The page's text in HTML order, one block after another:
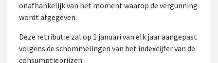
onafhankelijk van het moment waarop de vergunning
wordt afgegeven.
Deze retributie zal op 1 januari van elk jaar aangepast
volgens de schommelingen van het indexcijfer van de
consumptieprijzen.